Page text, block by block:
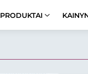
PRODUKTAI